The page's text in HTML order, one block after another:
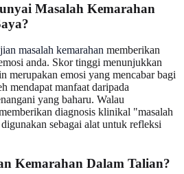
Masalah Kemarahan
masalah kemarahan memberikan
anda. Skor tinggi menunjukkan
merupakan emosi yang mencabar bagi
mendapat manfaat daripada
yang baharu. Walau
diagnosis klinikal "masalah
sebagai alat untuk refleksi
Kemarahan Dalam Talian?